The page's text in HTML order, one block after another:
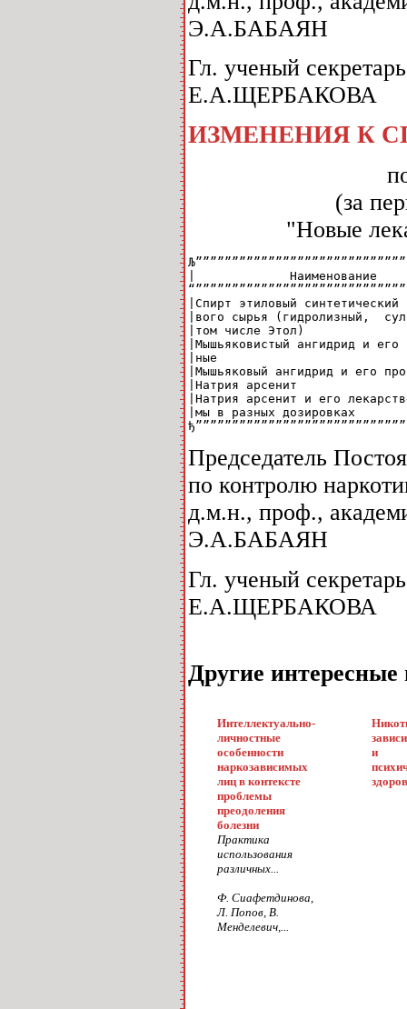
Э.А.БАБАЯН
Гл. ученый
Е.А.ЩЕРБАКОВА
ИЗМЕНЕНИЯ К
(за
"Новые
|             Наименование
|Спирт этиловый
|вого сырья (гидролизный,
|том числе Этол)
|Мышьяковистый ангидрид и
|ные
|Мышьяковый ангидрид и его
|Натрия арсенит
|Натрия арсенит и его
|мы в разных дозировках
Председатель
по контролю
д.м.н., проф.,
Э.А.БАБАЯН
Гл. ученый
Е.А.ЩЕРБАКОВА
Другие
Интеллектуально-
личностные
особенности
наркозависимых
лиц в контексте
проблемы
преодоления
болезни
Практика
использования
различных...
Ф. Сиафетдинова,
Л. Попов, В.
Менделевич,...
и